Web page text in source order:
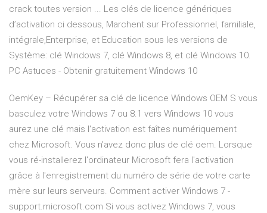
crack toutes version ... Les clés de licence génériques
d’activation ci dessous, Marchent sur Professionnel, familiale,
intégrale,Enterprise, et Education sous les versions de
Système: clé Windows 7, clé Windows 8, et clé Windows 10.
PC Astuces - Obtenir gratuitement Windows 10
OemKey – Récupérer sa clé de licence Windows OEM S vous
basculez votre Windows 7 ou 8.1 vers Windows 10 vous
aurez une clé mais l'activation est faîtes numériquement
chez Microsoft. Vous n'avez donc plus de clé oem. Lorsque
vous ré-installerez l'ordinateur Microsoft fera l'activation
grâce à l'enregistrement du numéro de série de votre carte
mère sur leurs serveurs. Comment activer Windows 7 -
support.microsoft.com Si vous activez Windows 7, vous